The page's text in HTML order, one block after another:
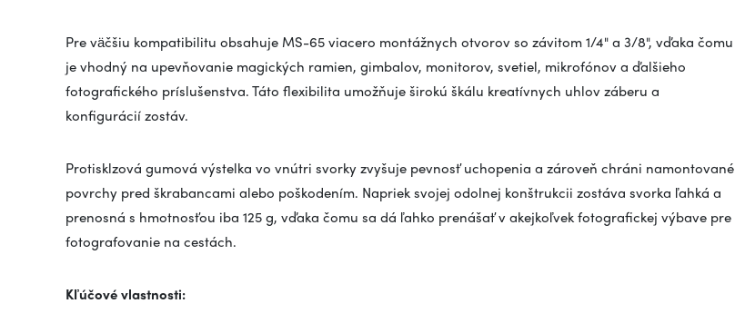
Pre väčšiu kompatibilitu obsahuje MS-65 viacero montážnych otvorov so závitom 1/4" a 3/8", vďaka čomu
je vhodný na upevňovanie magických ramien, gimbalov, monitorov, svetiel, mikrofónov a ďalšieho
fotografického príslušenstva. Táto flexibilita umožňuje širokú škálu kreatívnych uhlov záberu a
konfigurácií zostáv.
Protisklzová gumová výstelka vo vnútri svorky zvyšuje pevnosť uchopenia a zároveň chráni namontované
povrchy pred škrabancami alebo poškodením. Napriek svojej odolnej konštrukcii zostáva svorka ľahká a
prenosná s hmotnosťou iba 125 g, vďaka čomu sa dá ľahko prenášať v akejkoľvek fotografickej výbave pre
fotografovanie na cestách.
Kľúčové vlastnosti: